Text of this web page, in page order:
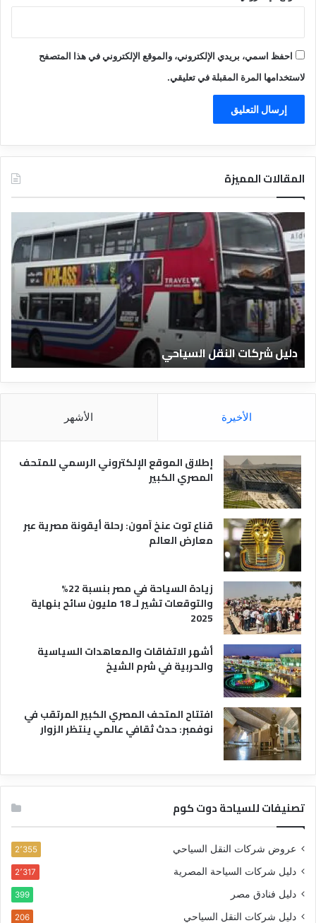
احفظ اسمي، بريدي الإلكتروني، والموقع الإلكتروني في هذا المتصفح
لاستخدامها المرة المقبلة في تعليقي.
المقالات المميزة
ل
ي
ا
ل
ف
ن
د
ق
ا
ل
ر
ي
ة
دليل الفنادق المصرية
ق
و
الأخيرة الأشهر
إطلاق الموقع الإلكتروني الرسمي للمتحف
المصري الكبير
قناع توت عنخ آمون: رحلة أيقونة مصرية عبر
معارض العالم
زيادة السياحة في مصر بنسبة 22%
والتوقعات تشير لـ 18 مليون سائح بنهاية
2025
أشهر الاتفاقات والمعاهدات السياسية
والحربية في شرم الشيخ
افتتاح المتحف المصري الكبير المرتقب في
نوفمبر: حدث ثقافي عالمي ينتظر الزوار
تصنيفات للسياحة دوت كوم
عروض شركات النقل السياحي 2٬355
دليل شركات السياحة المصرية 2٬317
دليل فنادق مصر 399
دليل شركات النقل السياحي 206